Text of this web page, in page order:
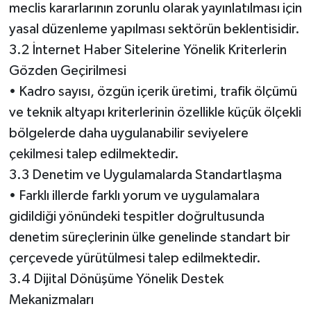
meclis kararlarının zorunlu olarak yayınlatılması için
yasal düzenleme yapılması sektörün beklentisidir.
3.2 İnternet Haber Sitelerine Yönelik Kriterlerin
Gözden Geçirilmesi
• Kadro sayısı, özgün içerik üretimi, trafik ölçümü
ve teknik altyapı kriterlerinin özellikle küçük ölçekli
bölgelerde daha uygulanabilir seviyelere
çekilmesi talep edilmektedir.
3.3 Denetim ve Uygulamalarda Standartlaşma
• Farklı illerde farklı yorum ve uygulamalara
gidildiği yönündeki tespitler doğrultusunda
denetim süreçlerinin ülke genelinde standart bir
çerçevede yürütülmesi talep edilmektedir.
3.4 Dijital Dönüşüme Yönelik Destek
Mekanizmaları